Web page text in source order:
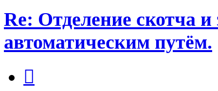
Re: Отделение скотча
автоматическим путём.